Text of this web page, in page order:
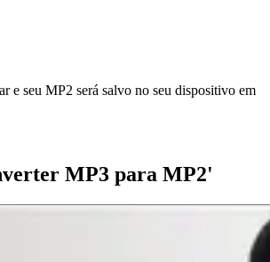
e seu MP2 será salvo no seu dispositivo em
MP3 para MP2'